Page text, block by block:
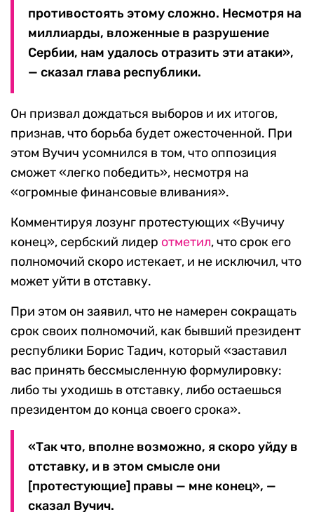
противостоять этому сложно. Несмотря на
миллиарды, вложенные в разрушение
Сербии, нам удалось отразить эти атаки»,
— сказал глава республики.
Он призвал дождаться выборов и их итогов,
признав, что борьба будет ожесточенной. При
этом Вучич усомнился в том, что оппозиция
сможет «легко победить», несмотря на
«огромные финансовые вливания».
Комментируя лозунг протестующих «Вучичу
конец», сербский лидер отметил, что срок его
полномочий скоро истекает, и не исключил, что
может уйти в отставку.
При этом он заявил, что не намерен сокращать
срок своих полномочий, как бывший президент
республики Борис Тадич, который «заставил
вас принять бессмысленную формулировку:
либо ты уходишь в отставку, либо остаешься
президентом до конца своего срока».
«Так что, вполне возможно, я скоро уйду в
отставку, и в этом смысле они
[протестующие] правы — мне конец», —
сказал Вучич.